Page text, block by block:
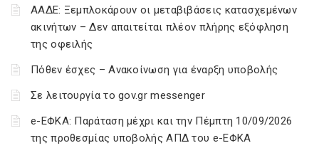
ΑΑΔΕ: Ξεμπλοκάρουν οι μεταβιβάσεις κατασχεμένων
ακινήτων – Δεν απαιτείται πλέον πλήρης εξόφληση
της οφειλής
Πόθεν έσχες – Ανακοίνωση για έναρξη υποβολής
Σε λειτουργία το gov.gr messenger
e-ΕΦΚΑ: Παράταση μέχρι και την Πέμπτη 10/09/2026
της προθεσμίας υποβολής ΑΠΔ του e-ΕΦΚΑ